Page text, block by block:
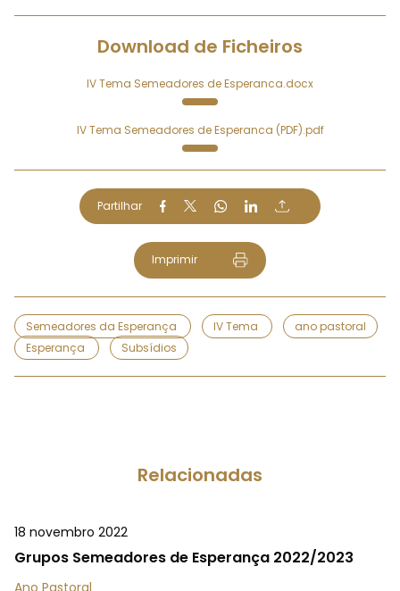
Download de Ficheiros
IV Tema Semeadores de Esperanca.docx
IV Tema Semeadores de Esperanca (PDF).pdf
Partilhar
Imprimir
Semeadores da Esperança IV Tema
ano pastoral
Esperança
Subsídios
Relacionadas
18 novembro 2022
Grupos Semeadores de Esperança 2022/2023